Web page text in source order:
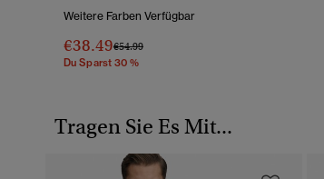
Weitere Farben Verfügbar
€38.49Preis Wurde Reduziert Von
€54.99Bis
Du Sparst 30 %
Tragen Sie Es Mit...